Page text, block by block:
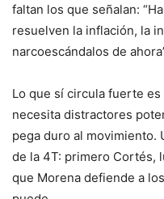
faltan los que señalan:
resuelven la inflación, la
narcoescándalos de
Lo que sí circula fuerte
necesita distractores
pega duro al movimiento.
de la 4T: primero Cortés,
que Morena defiende a